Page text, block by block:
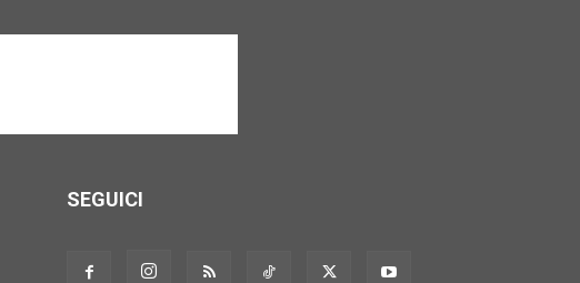
SEGUICI